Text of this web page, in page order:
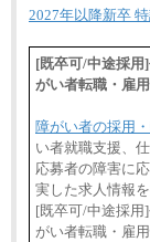
2027年以降新卒
[既卒可/中途採用
がい者転職・雇
障がい者の採用
い者就職支援、
応募者の障害に
実した求人情報を
[既卒可/中途採用
がい者転職・雇